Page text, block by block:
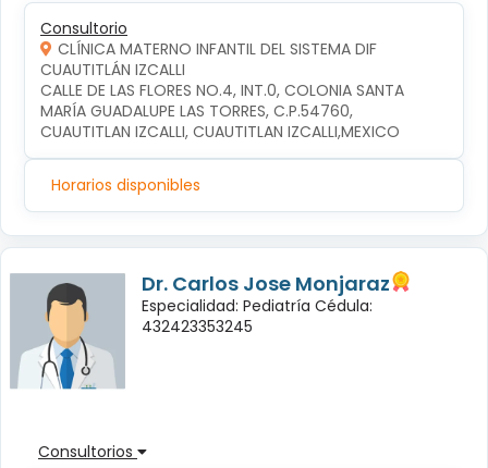
Consultorio
CLÍNICA MATERNO INFANTIL DEL SISTEMA DIF
CUAUTITLÁN IZCALLI
CALLE DE LAS FLORES NO.4, INT.0, COLONIA SANTA
MARÍA GUADALUPE LAS TORRES, C.P.54760,
CUAUTITLAN IZCALLI, CUAUTITLAN IZCALLI,MEXICO
Horarios disponibles
Dr. Carlos Jose Monjaraz
Especialidad: Pediatría Cédula:
432423353245
Consultorios